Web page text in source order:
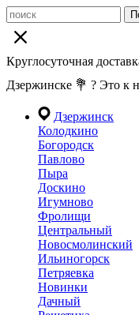
Круглосуточная
Дзержинске 💐 ? Это к
Дзержинск
Колодкино
Богородск
Павлово
Пыра
Доскино
Игумново
Фролищи
Центральный
Новосмолинский
Ильиногорск
Петряевка
Новинки
Дачный